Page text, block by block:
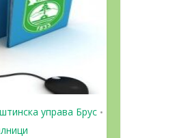
управа Брус •